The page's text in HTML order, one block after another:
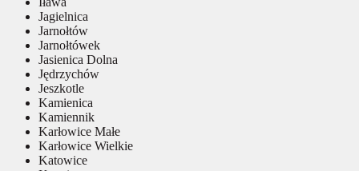
Jagielnica
Jarnołtów
Jarnołtówek
Jasienica Dolna
Jędrzychów
Jeszkotle
Kamienica
Kamiennik
Karłowice Małe
Karłowice Wielkie
Katowice